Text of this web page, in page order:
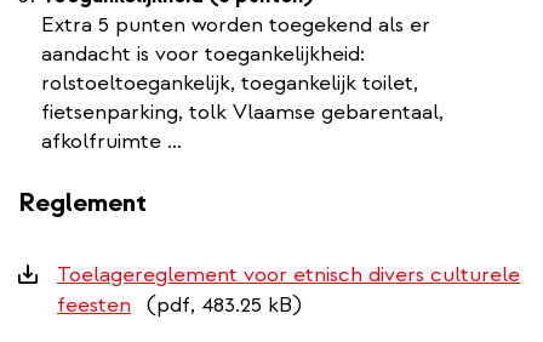
Extra 5 punten worden toegekend als er
aandacht is voor toegankelijkheid:
rolstoeltoegankelijk, toegankelijk toilet,
fietsenparking, tolk Vlaamse gebarentaal,
afkolfruimte …
Reglement
Downloads
Toelagereglement voor etnisch divers culturele
feesten
(pdf, 483.25 kB)